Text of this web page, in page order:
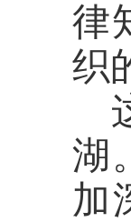
律
织
湖。
加